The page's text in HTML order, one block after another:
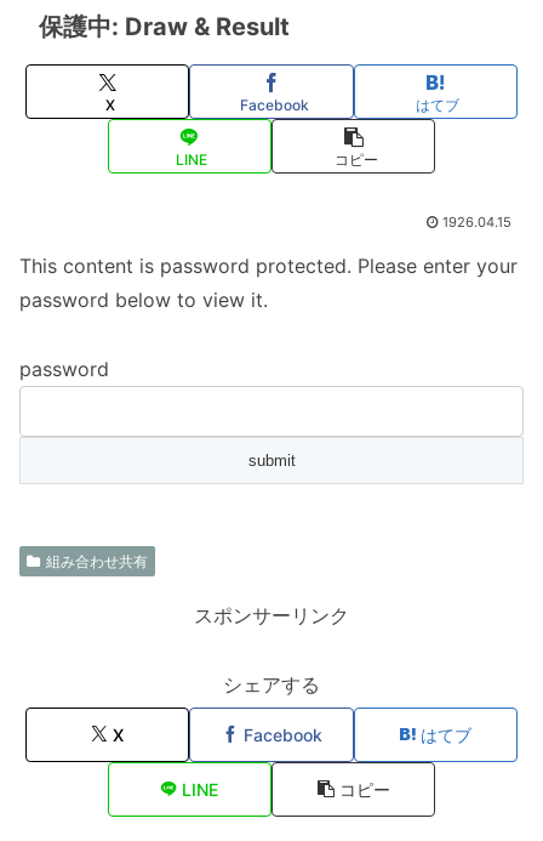
保護中: Draw & Result
X Facebook はてブ
LINE コピー
1926.04.15
This content is password protected. Please enter your
password below to view it.
password
組み合わせ共有
スポンサーリンク
シェアする
X Facebook はてブ
LINE コピー